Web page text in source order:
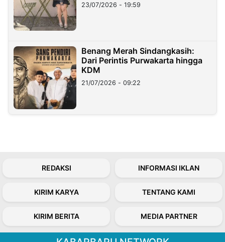
23/07/2026 - 19:59
Benang Merah Sindangkasih:
Dari Perintis Purwakarta hingga
KDM
21/07/2026 - 09:22
REDAKSI INFORMASI IKLAN
KIRIM KARYA TENTANG KAMI
KIRIM BERITA MEDIA PARTNER